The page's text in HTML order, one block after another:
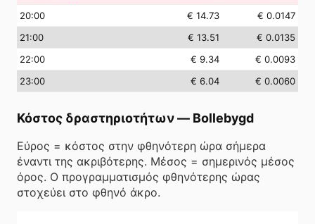
20:00 € 14.73
€ 0.0147
21:00 € 13.51
€ 0.0135
22:00 € 9.34
€ 0.0093
23:00 € 6.04 € 0.0060
Κόστος δραστηριοτήτων— Bollebygd
Εύρος = κόστος στην φθηνότερη ώρα σήμερα
έναντι της ακριβότερης. Μέσος = σημερινός μέσος
όρος. Ο προγραμματισμός φθηνότερης ώρας
στοχεύει στο φθηνό άκρο.